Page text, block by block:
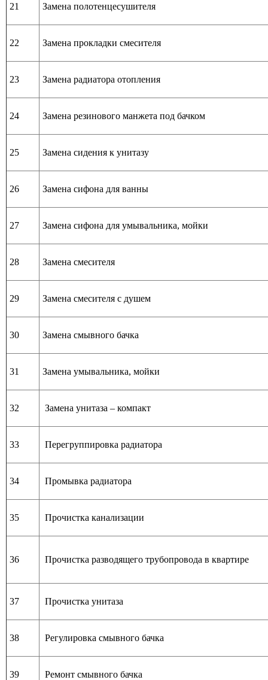
21 Замена полотенцесушителя
22 Замена прокладки смесителя
23 Замена радиатора отопления
24 Замена резинового манжета под бачком
25 Замена сидения к унитазу
26 Замена сифона для ванны
27 Замена сифона для умывальника, мойки
28 Замена смесителя
29 Замена смесителя с душем
30 Замена смывного бачка
31 Замена умывальника, мойки
32 Замена унитаза – компакт
33 Перегруппировка радиатора
34 Промывка радиатора
35 Прочистка канализации
36 Прочистка разводящего трубопровода в квартире
37 Прочистка унитаза
38 Регулировка смывного бачка
39 Ремонт смывного бачка